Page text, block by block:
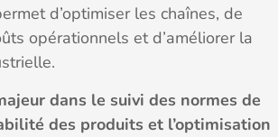
d’optimiser les chaînes, de
opérationnels et d’améliorer la
dans le suivi des normes de
des produits et l’optimisation